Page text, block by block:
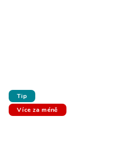
Tip
Více za méně